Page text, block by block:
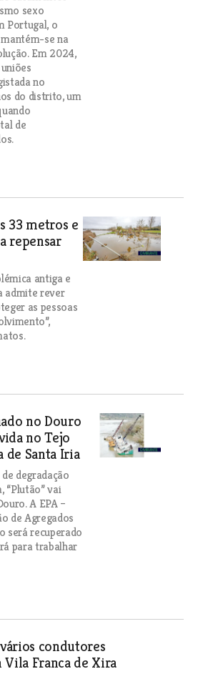
sexo
Portugal, o
se na
Em 2024,
no
do distrito, um
de
33 metros e
repensar
antiga e
admite rever
as pessoas
no Douro
no Tejo
de Santa Iria
degradação
“Plutão” vai
A EPA –
de Agregados
será recuperado
para trabalhar
condutores
Franca de Xira